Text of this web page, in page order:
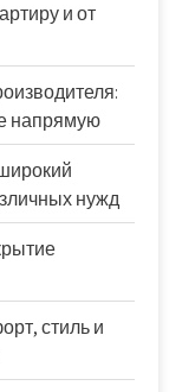
и от
напрямую
нужд
стиль и